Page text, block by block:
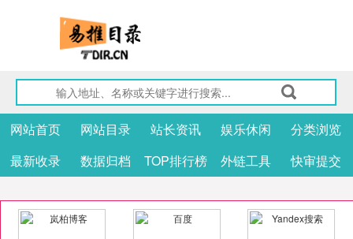
网站首页 网站目录 站长资讯 娱乐休闲
分类浏览
最新收录
数据归档 TOP排行榜 外链工具 快审提交